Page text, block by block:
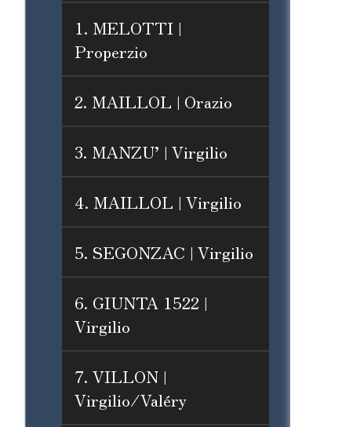
1. MELOTTI |
Properzio
2. MAILLOL | Orazio
3. MANZU’ | Virgilio
4. MAILLOL | Virgilio
5. SEGONZAC | Virgilio
6. GIUNTA 1522 |
Virgilio
7. VILLON |
Virgilio/Valéry